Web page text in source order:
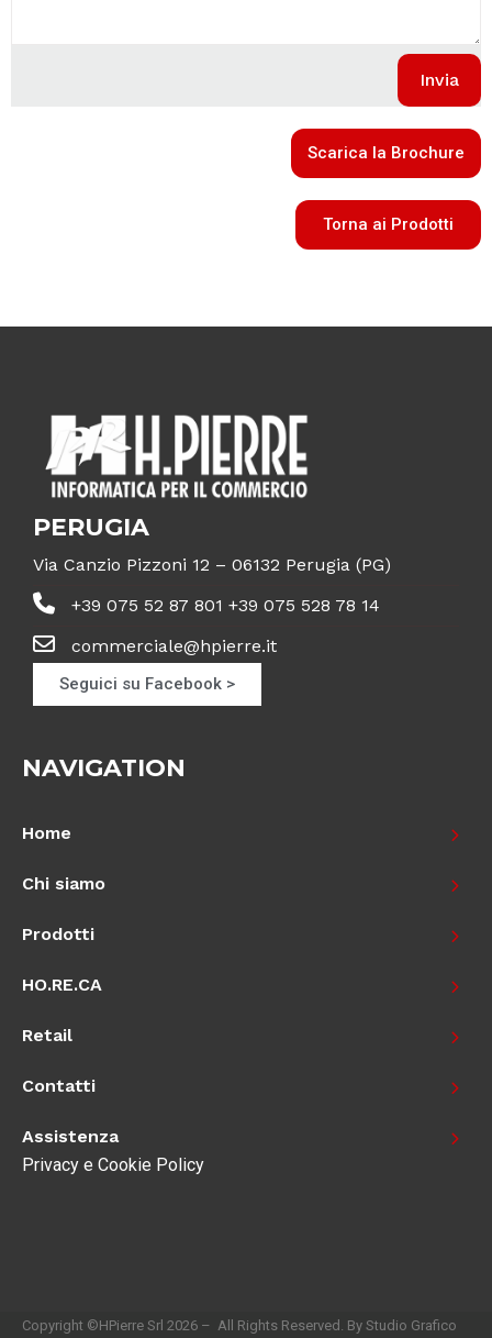
Scarica la Brochure
Torna ai Prodotti
PERUGIA
Via Canzio Pizzoni 12 – 06132 Perugia (PG)
+39 075 52 87 801 +39 075 528 78 14
commerciale@hpierre.it
Seguici su Facebook >
NAVIGATION
Home
Chi siamo
Prodotti
HO.RE.CA
Retail
Contatti
Assistenza
Privacy e Cookie Policy
Copyright ©HPierre Srl 2026 – All Rights Reserved. By Studio Grafico